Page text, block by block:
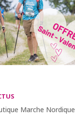
Marche Nordique